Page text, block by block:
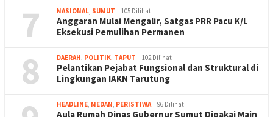
7 NASIONAL, SUMUT 105 Dilihat
Anggaran Mulai Mengalir, Satgas PRR Pacu K/L
Eksekusi Pemulihan Permanen
8 DAERAH, POLITIK, TAPUT 102 Dilihat
Pelantikan Pejabat Fungsional dan Struktural di
Lingkungan IAKN Tarutung
HEADLINE, MEDAN, PERISTIWA 96 Dilihat
Aula Rumah Dinas Gubernur Sumut Dipakai Main